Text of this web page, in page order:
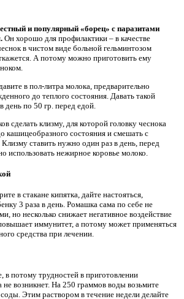
и популярный «борец» с паразитами
Он хорошо для профилактики – в качестве
в чистом виде больной гельминтозом
А потому можно приготовить ему
в пол-литра молока, предварительно
до теплого состояния. Давать такой
день по 50 гр. перед едой.
сделать клизму, для которой головку чеснока
кашицеобразного состояния и смешать с
ставить нужно один раз в день, перед
использовать нежирное коровье молоко.
в стакане кипятка, дайте настояться,
3 раза в день. Ромашка сама по себе не
но несколько снижает негативное воздействие
иммунитет, а потому может применяться
средства при лечении.
в потому трудностей в приготовлении
не возникнет. На 250 граммов воды возьмите
Этим раствором в течение недели делайте